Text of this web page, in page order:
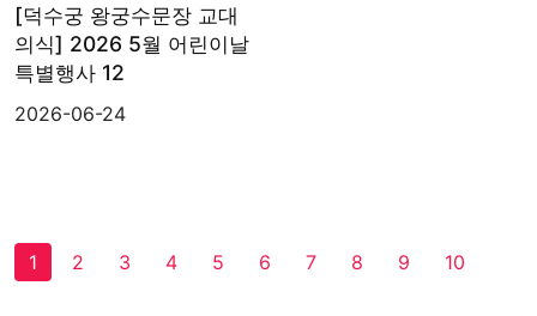
[덕수궁 왕궁수문장 교대
의식] 2026 5월 어린이날
특별행사 12
2026-06-24
1 2 3 4 5 6 7 8 9 10